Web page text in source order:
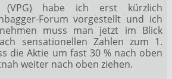
(VPG) habe ich erst kürzlich
Forum vorgestellt und ich
muss man jetzt im Blick
sensationellen Zahlen zum 1.
die Aktie um fast 30 % nach oben
weiter nach oben ziehen.